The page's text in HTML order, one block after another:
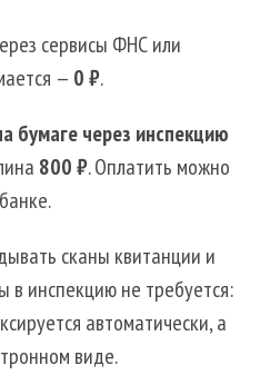
сервисы ФНС или
— 0 ₽.
бумаге через инспекцию
800 ₽. Оплатить можно
сканы квитанции и
в инспекцию не требуется:
автоматически, а
виде.